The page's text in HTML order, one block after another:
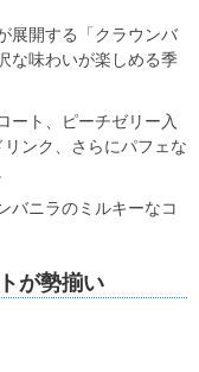
展開する「クラウンバ
な味わいが楽しめる季
ート、ピーチゼリー入
ンク、さらにパフェな
バニラのミルキーなコ
が勢揃い